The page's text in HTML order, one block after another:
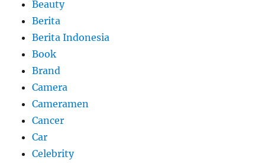
Beauty
Berita
Berita Indonesia
Book
Brand
Camera
Cameramen
Cancer
Car
Celebrity